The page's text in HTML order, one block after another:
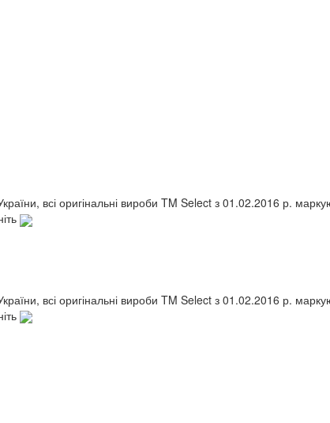
всі оригінальні вироби TM Select з 01.02.2016 р.
всі оригінальні вироби TM Select з 01.02.2016 р.